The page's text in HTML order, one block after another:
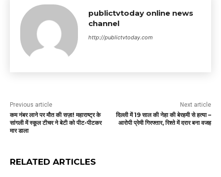
publictvtoday online news
channel
http://publictvtoday.com
Previous article
कम नंबर लाने पर मौत की सज़ा! महाराष्ट्र के
सांगली में स्कूल टीचर ने बेटी को पीट-पीटकर
मार डाला
Next article
दिल्ली में 19 साल की नेहा की बेरहमी से हत्या –
आरोपी प्रेमी गिरफ्तार, रिश्ते में दरार बना वजह
RELATED ARTICLES